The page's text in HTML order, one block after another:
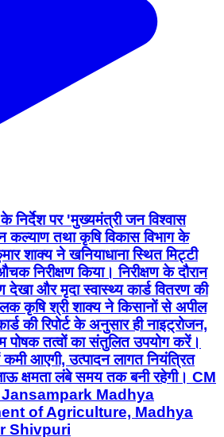
के निर्देश पर 'मुख्यमंत्री जन विश्वास
तथा कृषि विकास विभाग के
शाक्य ने खनियाधाना स्थित मिट्टी
निरीक्षण किया। निरीक्षण के दौरान
देखा और मृदा स्वास्थ्य कार्ड वितरण की
कृषि श्री शाक्य ने किसानों से अपील
की रिपोर्ट के अनुसार ही नाइट्रोजन,
पोषक तत्वों का संतुलित उपयोग करें।
आएगी, उत्पादन लागत नियंत्रित
क्षमता लंबे समय तक बनी रहेगी। CM
Madhya
of Agriculture, Madhya
Shivpuri